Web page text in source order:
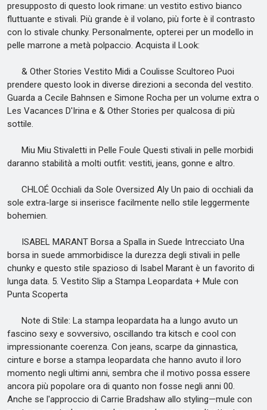
presupposto di questo look rimane: un vestito estivo bianco
fluttuante e stivali. Più grande è il volano, più forte è il contrasto
con lo stivale chunky. Personalmente, opterei per un modello in
pelle marrone a metà polpaccio. Acquista il Look:
& Other Stories Vestito Midi a Coulisse Scultoreo Puoi
prendere questo look in diverse direzioni a seconda del vestito.
Guarda a Cecile Bahnsen e Simone Rocha per un volume extra o
Les Vacances D'Irina e & Other Stories per qualcosa di più
sottile.
Miu Miu Stivaletti in Pelle Foule Questi stivali in pelle morbidi
daranno stabilità a molti outfit: vestiti, jeans, gonne e altro.
CHLOÉ Occhiali da Sole Oversized Aly Un paio di occhiali da
sole extra-large si inserisce facilmente nello stile leggermente
bohemien.
ISABEL MARANT Borsa a Spalla in Suede Intrecciato Una
borsa in suede ammorbidisce la durezza degli stivali in pelle
chunky e questo stile spazioso di Isabel Marant è un favorito di
lunga data. 5. Vestito Slip a Stampa Leopardata + Mule con
Punta Scoperta
Note di Stile: La stampa leopardata ha a lungo avuto un
fascino sexy e sovversivo, oscillando tra kitsch e cool con
impressionante coerenza. Con jeans, scarpe da ginnastica,
cinture e borse a stampa leopardata che hanno avuto il loro
momento negli ultimi anni, sembra che il motivo possa essere
ancora più popolare ora di quanto non fosse negli anni 00.
Anche se l'approccio di Carrie Bradshaw allo styling—mule con